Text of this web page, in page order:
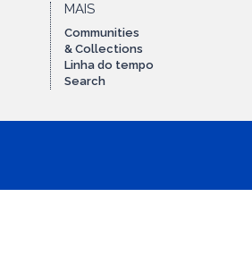
MAIS
Communities
& Collections
Linha do tempo
Search